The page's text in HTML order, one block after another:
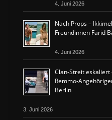
4. Juni 2026
Nach Props –
Freundinnen Farid
4. Juni 2026
Clan-Streit eskaliert
Remmo-
Berlin
3. Juni 2026